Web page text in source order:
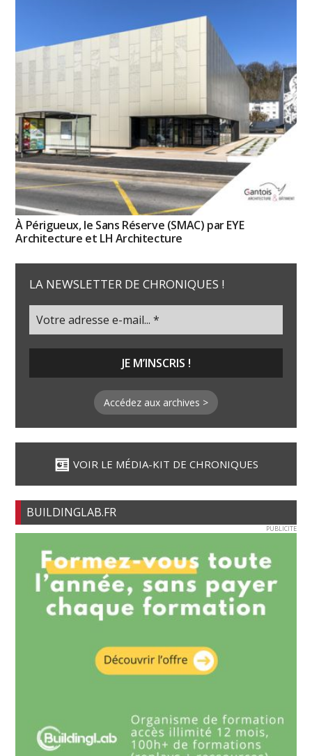
À Périgueux, le Sans Réserve (SMAC) par EYE
Architecture et LH Architecture
LA NEWSLETTER DE CHRONIQUES !
Accédez aux archives >
VOIR LE MÉDIA-KIT DE CHRONIQUES
BUILDINGLAB.FR
PUBLICITE